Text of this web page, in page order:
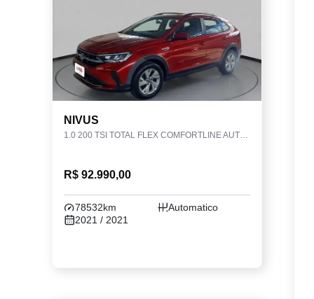
NIVUS
1.0 200 TSI TOTAL FLEX COMFORTLINE AUTOMÁTICO
R$ 92.990,00
78532km
Automatico
2021 / 2021